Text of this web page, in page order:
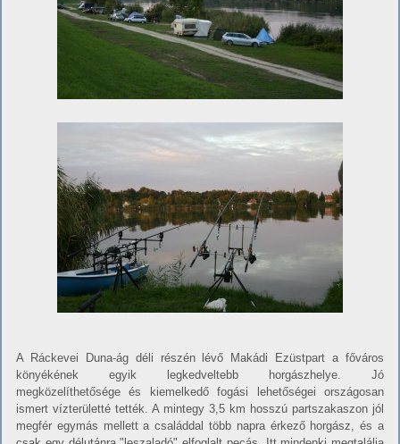
A Ráckevei Duna-ág déli részén lévő Makádi Ezüstpart a főváros
könyékének egyik legkedveltebb horgászhelye. Jó
megközelíthetősége és kiemelkedő fogási lehetőségei országosan
ismert vízterületté tették. A mintegy 3,5 km hosszú partszakaszon jól
megfér egymás mellett a családdal több napra érkező horgász, és a